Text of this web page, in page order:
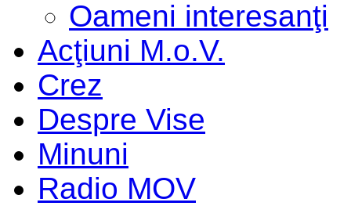
Oameni interesanţi
Acţiuni M.o.V.
Crez
Despre Vise
Minuni
Radio MOV